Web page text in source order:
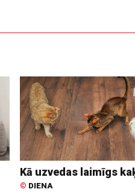
Kā uzvedas laimīgs
© DIENA